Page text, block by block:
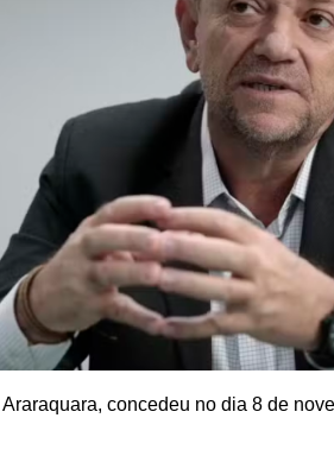
concedeu no dia 8 de